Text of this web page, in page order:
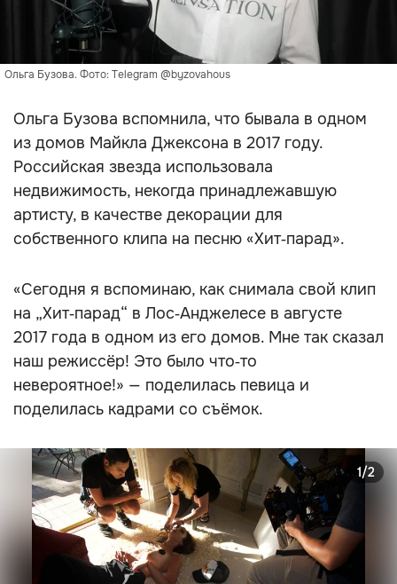
Ольга Бузова. Фото: Telegram @byzovahous
Ольга Бузова вспомнила, что бывала в одном
из домов Майкла Джексона в 2017 году.
Российская звезда использовала
недвижимость, некогда принадлежавшую
артисту, в качестве декорации для
собственного клипа на песню «Хит‑парад».
«Сегодня я вспоминаю, как снимала свой клип
на „Хит‑парад“ в Лос‑Анджелесе в августе
2017 года в одном из его домов. Мне так сказал
наш режиссёр! Это было что‑то
невероятное!» — поделилась певица и
поделилась кадрами со съёмок.
1/2